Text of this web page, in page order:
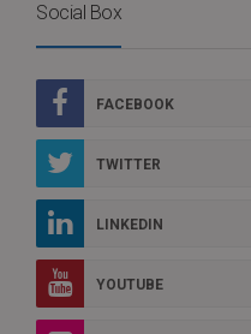
Social Box
FACEBOOK
TWITTER
LINKEDIN
YOUTUBE